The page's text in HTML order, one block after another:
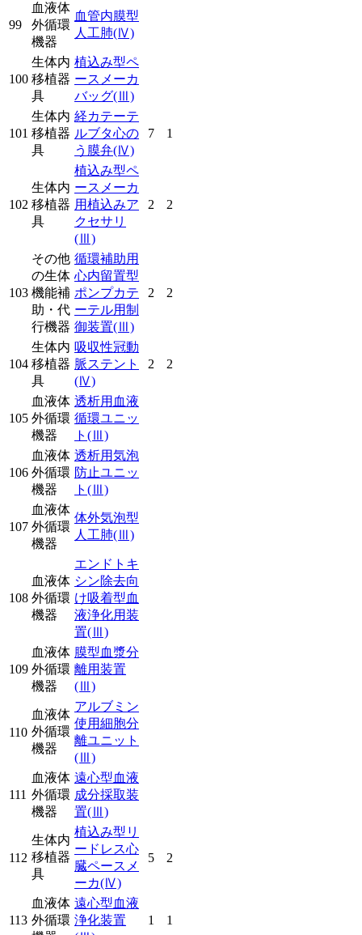
99
血液体
外循環
機器
血管内膜型
人工肺(Ⅳ)
100
生体内
移植器
具
植込み型ペ
ースメーカ
バッグ(Ⅲ)
101
生体内
移植器
具
経カテーテ
ルブタ心の
う膜弁(Ⅳ)
7 1
102
生体内
移植器
具
植込み型ペ
ースメーカ
用植込みア
クセサリ
(Ⅲ)
2 2
103
その他
の生体
機能補
助・代
行機器
循環補助用
心内留置型
ポンプカテ
ーテル用制
御装置(Ⅲ)
2 2
104
生体内
移植器
具
吸収性冠動
脈ステント
(Ⅳ)
2 2
105
血液体
外循環
機器
透析用血液
循環ユニッ
ト (Ⅲ)
106
血液体
外循環
機器
透析用気泡
防止ユニッ
ト (Ⅲ)
107
血液体
外循環
機器
体外気泡型
人工肺(Ⅲ)
108
血液体
外循環
機器
エンドトキ
シン除去向
け吸着型血
液浄化用装
置(Ⅲ)
109
血液体
外循環
機器
膜型血漿分
離用装置
(Ⅲ)
110
血液体
外循環
機器
アルブミン
使用細胞分
離ユニット
(Ⅲ)
111
血液体
外循環
機器
遠心型血液
成分採取装
置(Ⅲ)
112
生体内
移植器
具
植込み型リ
ードレス心
臓ペースメ
ーカ(Ⅳ)
5 2
113
血液体
外循環
遠心型血液
浄化装置
1 1